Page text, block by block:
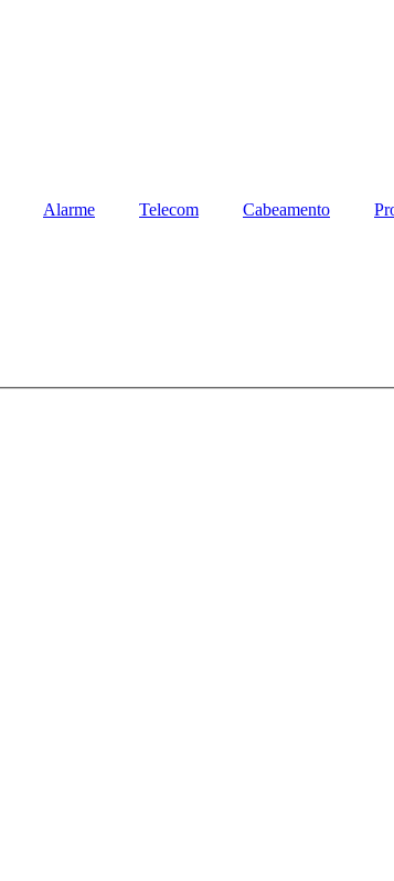
Alarme Telecom Cabeamento